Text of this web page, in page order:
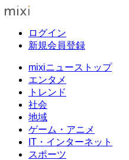
ログイン
新規会員登録
mixiニューストップ
エンタメ
トレンド
社会
地域
ゲーム・アニメ
IT・インターネット
スポーツ